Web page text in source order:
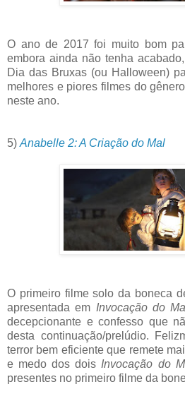
O ano de 2017 foi muito bom
embora ainda não tenha
Dia das Bruxas (ou Halloween)
melhores e piores filmes do
neste ano.
5) Anabelle 2: A Criação do Mal
O primeiro filme solo da boneca
apresentada em Invocação do
decepcionante e confesso que
desta continuação/prelúdio.
terror bem eficiente que remete
e medo dos dois Invocação do
presentes no primeiro filme da